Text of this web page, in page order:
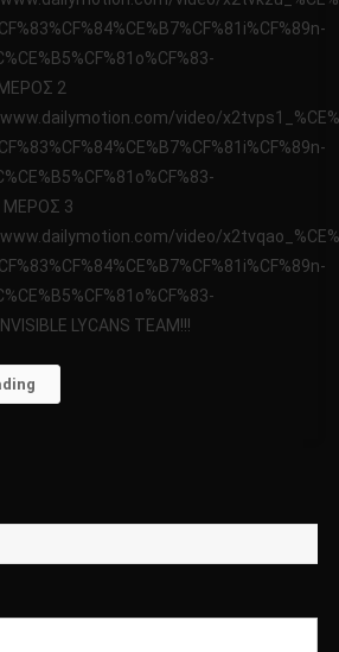
13-
6-
2015 2
video/
ΜΕΡΟΣ 3
video/
LYCANS TEAM!!!